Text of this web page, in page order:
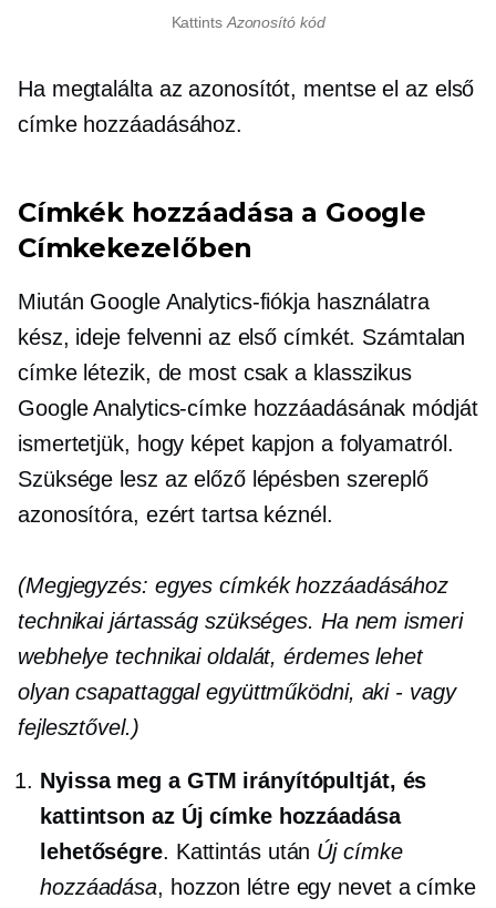
Kattints Azonosító kód
Ha megtalálta az azonosítót, mentse el az első
címke hozzáadásához.
Címkék hozzáadása a Google
Címkekezelőben
Miután Google Analytics-fiókja használatra
kész, ideje felvenni az első címkét. Számtalan
címke létezik, de most csak a klasszikus
Google Analytics-címke hozzáadásának módját
ismertetjük, hogy képet kapjon a folyamatról.
Szüksége lesz az előző lépésben szereplő
azonosítóra, ezért tartsa kéznél.
(Megjegyzés: egyes címkék hozzáadásához
technikai jártasság szükséges. Ha nem ismeri
webhelye technikai oldalát, érdemes lehet
olyan csapattaggal együttműködni, aki - vagy
fejlesztővel.)
Nyissa meg a GTM irányítópultját, és
kattintson az Új címke hozzáadása
lehetőségre. Kattintás után Új címke
hozzáadása, hozzon létre egy nevet a címke